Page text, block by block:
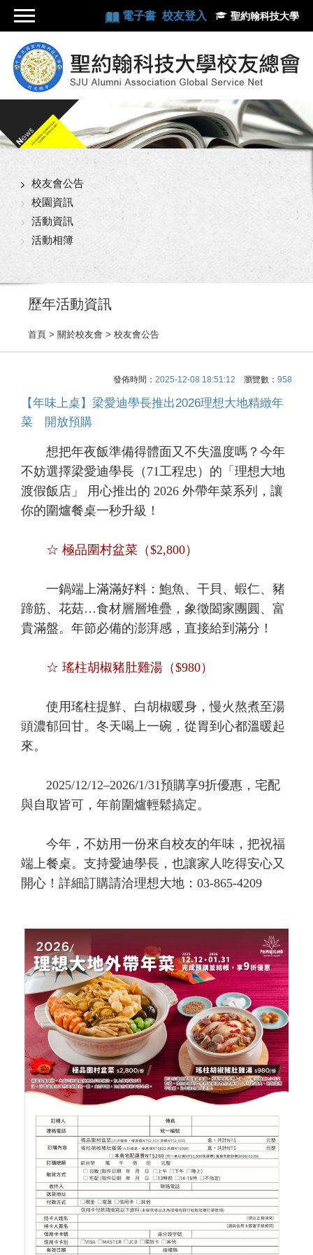
電子書 校友登入 聖約翰科技大學
校友會公告
校園資訊
活動資訊
活動相簿
歷年活動資訊
首頁 > 關於校友會 > 校友會公告
發佈時間： 2025-12-08 18:51:12 瀏覽數： 958
【年味上桌】梁愛迪學長推出2026理想大地精緻年
菜 開放預購
想把年夜飯準備得體面又不失溫度嗎？今年
不妨選擇梁愛迪學長（71工程忠）的「理想大地
渡假飯店」 用心推出的 2026 外帶年菜系列，讓
你的圍爐餐桌一秒升級！
☆ 極品圍村盆菜（$2,800）
一鍋端上滿滿好料：鮑魚、干貝、蝦仁、豬
蹄筋、花菇…食材層層堆疊，象徵闔家團圓、富
貴滿盤。年節必備的澎湃感，直接給到滿分！
☆ 瑤柱胡椒豬肚雞湯（$980）
使用瑤柱提鮮、白胡椒暖身，慢火熬煮至湯
頭濃郁回甘。冬天喝上一碗，從胃到心都溫暖起
來。
2025/12/12–2026/1/31預購享9折優惠，宅配
與自取皆可，年前圍爐輕鬆搞定。
今年，不妨用一份來自校友的年味，把祝福
端上餐桌。支持愛迪學長，也讓家人吃得安心又
開心！詳細訂購請洽理想大地：03-865-4209